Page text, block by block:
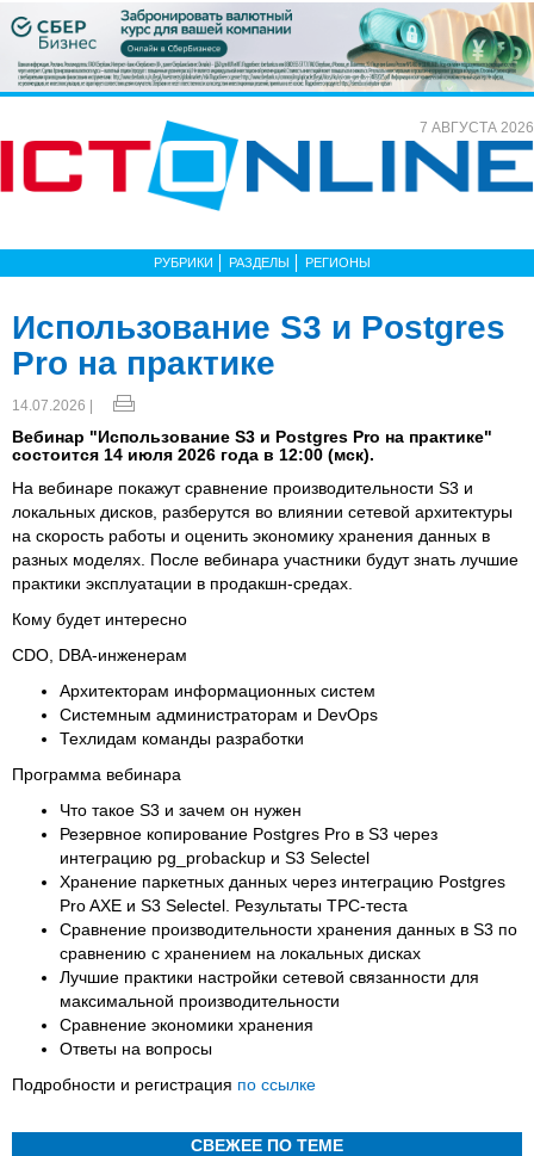
7 АВГУСТА 2026
РУБРИКИ РАЗДЕЛЫ РЕГИОНЫ
Использование S3 и Postgres
Pro на практике
14.07.2026 |
Вебинар "Использование S3 и Postgres Pro на практике"
состоится 14 июля 2026 года в 12:00 (мск).
На вебинаре покажут сравнение производительности S3 и
локальных дисков, разберутся во влиянии сетевой архитектуры
на скорость работы и оценить экономику хранения данных в
разных моделях. После вебинара участники будут знать лучшие
практики эксплуатации в продакшн-средах.
Кому будет интересно
СDO, DBA-инженерам
Архитекторам информационных систем
Системным администраторам и DevOps
Техлидам команды разработки
Программа вебинара
Что такое S3 и зачем он нужен
Резервное копирование Postgres Pro в S3 через
интеграцию pg_probackup и S3 Selectel
Хранение паркетных данных через интеграцию Postgres
Pro AXE и S3 Selectel. Результаты TPC-теста
Сравнение производительности хранения данных в S3 по
сравнению с хранением на локальных дисках
Лучшие практики настройки сетевой связанности для
максимальной производительности
Сравнение экономики хранения
Ответы на вопросы
Подробности и регистрация по ссылке
СВЕЖЕЕ ПО ТЕМЕ